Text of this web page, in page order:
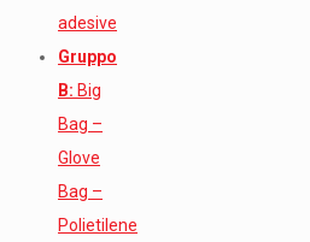
adesive
Gruppo
B: Big
Bag –
Glove
Bag –
Polietilene